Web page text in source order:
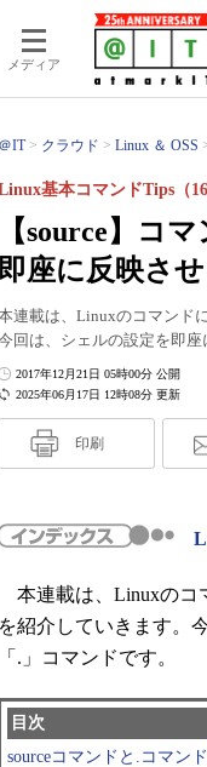
メディア
＠IT クラウド Linux ＆ OSS
【source】コ
即座に反映さ
基本コマンドTips（
連載は、Linuxのコマンド
回は、シェルの設定を即座
2025年06月17日 12時08分 更新
2017年12月21日 05時00分 公開
印刷
本連載は、Linuxのコ
を紹介していきます。
「.」コマンドです。
目次
sourceコマンドと.コマン